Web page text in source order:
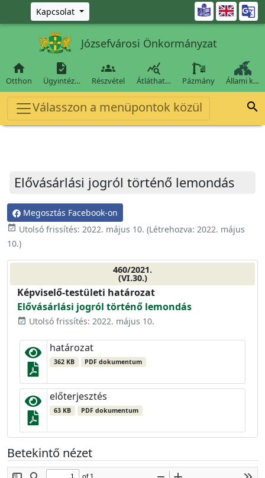
Ugrás a fő tartalomra
Kapcsolat 
Józsefvárosi Önkormányzat

Otthon

Ügyintéz…

Részvétel

Átláthat… Pázmány Állami k…
Válasszon a menüpontok közül 
Elővásárlási jogról történő lemondás
Megosztás Facebook-on
event_available Utolsó frissítés: 2022. május 10. (Létrehozva: 2022. május
10.)
460/2021.
(VI.30.)
Képviselő-testületi határozat
Elővásárlási jogról történő lemondás
event_available Utolsó frissítés: 2022. május 10.
határozat
362 KB PDF dokumentum
előterjesztés
63 KB PDF dokumentum
Betekintő nézet